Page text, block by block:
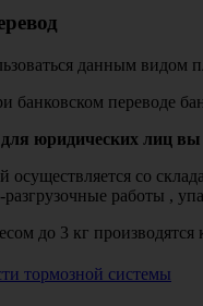
данным видом
переводе
юридических лиц вы
осуществляется со
разгрузочные работы ,
до 3 кг
тормозной системы